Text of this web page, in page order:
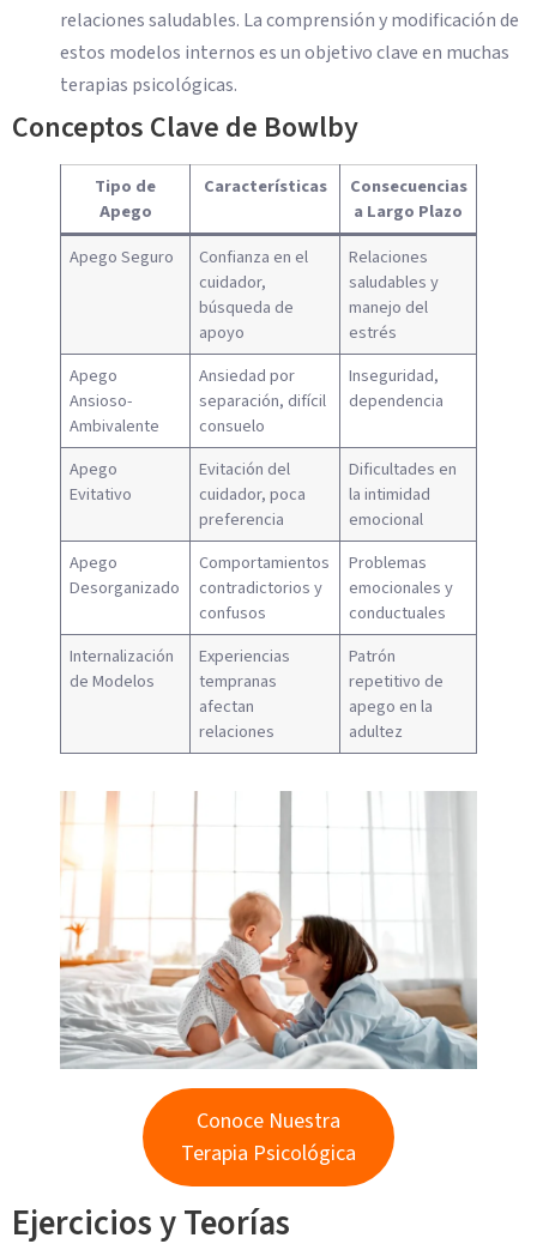
relaciones saludables. La comprensión y modificación de
estos modelos internos es un objetivo clave en muchas
terapias psicológicas.
Conceptos Clave de Bowlby
Tipo de
Apego
Características
Consecuencias
a Largo Plazo
Apego Seguro
Confianza en el
cuidador,
búsqueda de
apoyo
Relaciones
saludables y
manejo del
estrés
Apego
Ansioso-
Ambivalente
Ansiedad por
separación, difícil
consuelo
Inseguridad,
dependencia
Apego
Evitativo
Evitación del
cuidador, poca
preferencia
Dificultades en
la intimidad
emocional
Apego
Desorganizado
Comportamientos
contradictorios y
confusos
Problemas
emocionales y
conductuales
Internalización
de Modelos
Experiencias
tempranas
afectan
relaciones
Patrón
repetitivo de
apego en la
adultez
Conoce Nuestra
Terapia Psicológica
Ejercicios y Teorías